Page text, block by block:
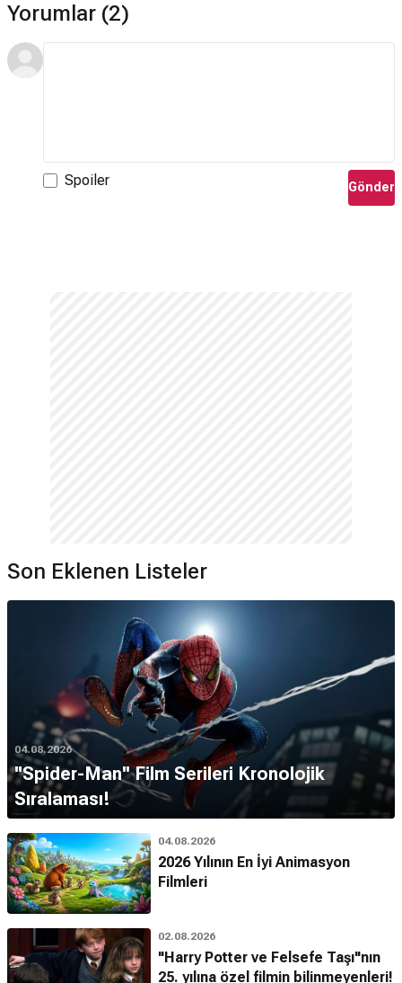
Yorumlar (2)
Spoiler Gönder
Son Eklenen Listeler
04.08.2026
''Spider-Man'' Film Serileri Kronolojik
Sıralaması!
04.08.2026
2026 Yılının En İyi Animasyon
Filmleri
02.08.2026
"Harry Potter ve Felsefe Taşı"nın
25. yılına özel filmin bilinmeyenleri!